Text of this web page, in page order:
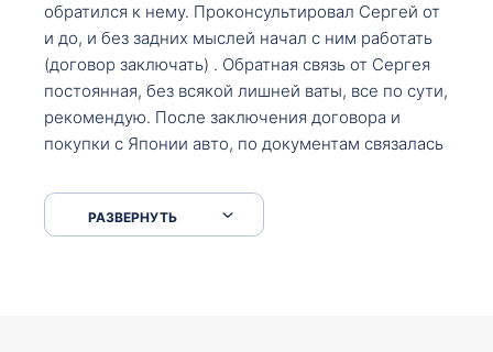
обратился к нему. Проконсультировал Сергей от
и до, и без задних мыслей начал с ним работать
(договор заключать) . Обратная связь от Сергея
постоянная, без всякой лишней ваты, все по сути,
рекомендую. После заключения договора и
покупки с Японии авто, по документам связалась
что заполнить, куда зайти, образцы и т.д. После
приехал за авто. Меня тепло встретили Сергей с
РАЗВЕРНУТЬ